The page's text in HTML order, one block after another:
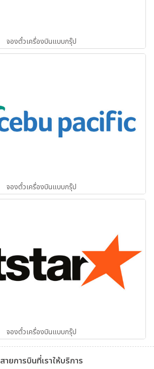
จองตั๋วเครื่องบินแบบกรุ๊ป
จองตั๋วเครื่องบินแบบกรุ๊ป
จองตั๋วเครื่องบินแบบกรุ๊ป
สายการบินที่เราให้บริการ